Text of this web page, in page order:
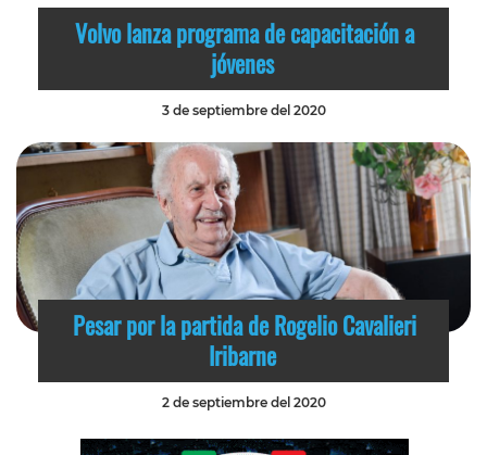
Volvo lanza programa de capacitación a
jóvenes
3 de septiembre del 2020
Pesar por la partida de Rogelio Cavalieri
Iribarne
2 de septiembre del 2020